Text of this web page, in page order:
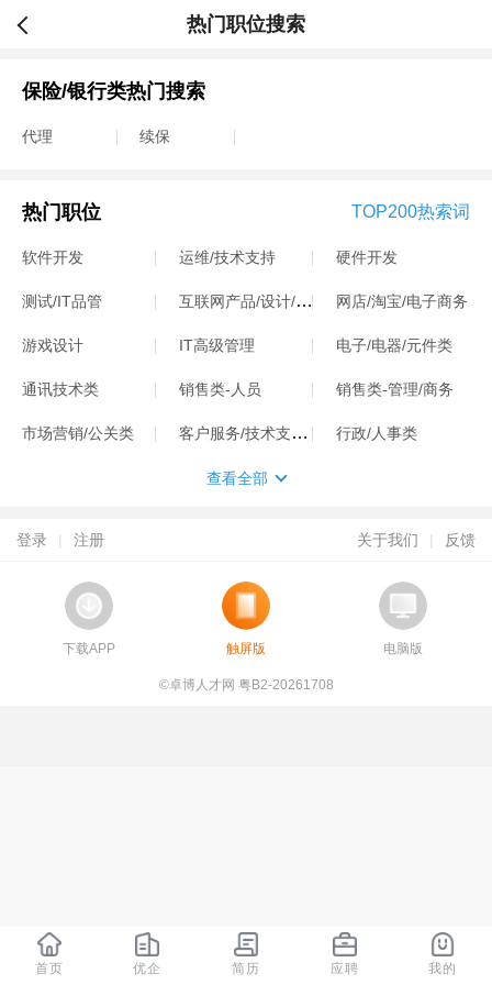
热门职位搜索
保险/银行类热门搜索
代理 续保
热门职位 TOP200热索词
软件开发 运维/技术支持 硬件开发
测试/IT品管 互联网产品/设计/运营 网店/淘宝/电子商务
游戏设计 IT高级管理 电子/电器/元件类
通讯技术类 销售类-人员 销售类-管理/商务
市场营销/公关类 客户服务/技术支持类 行政/人事类
查看全部
登录 | 注册 关于我们 | 反馈
下载APP 触屏版 电脑版
©卓博人才网 粤B2-20261708
首页 优企 简历 应聘 我的